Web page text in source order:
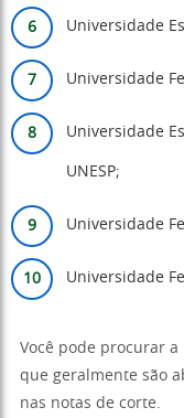
Universidade
Universidade
Universidade
UNESP;
Universidade
Universidade
Você pode procurar
que geralmente são
nas notas de corte.